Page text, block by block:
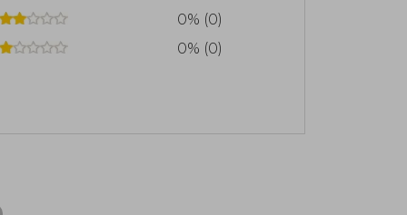
0% (0)
0% (0)